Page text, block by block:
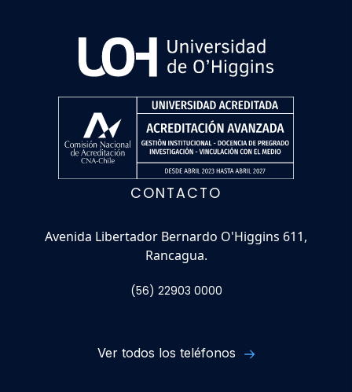
CONTACTO
Avenida Libertador Bernardo O'Higgins 611,
Rancagua.
(56) 22903 0000
Ver todos los teléfonos